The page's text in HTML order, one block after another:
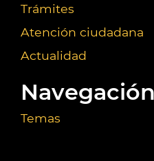
Trámites
Atención ciudadana
Actualidad
Temas